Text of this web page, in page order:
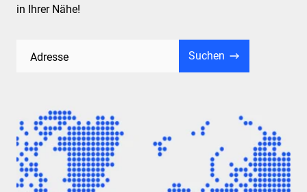
in Ihrer Nähe!
Adresse Suchen